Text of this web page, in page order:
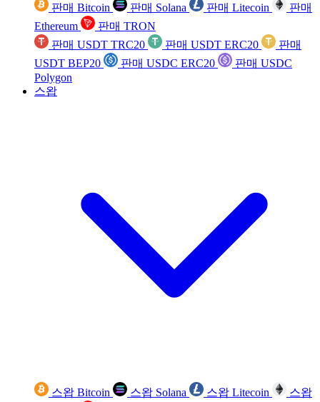
판매 Bitcoin 판매 Solana 판매 Litecoin
판매
Ethereum
판매 TRON
판매 USDT TRC20
판매 USDT ERC20
판매
USDT BEP20
판매 USDC ERC20
판매 USDC
Polygon
스왑
스왑 Bitcoin 스왑 Solana 스왑 Litecoin
스왑